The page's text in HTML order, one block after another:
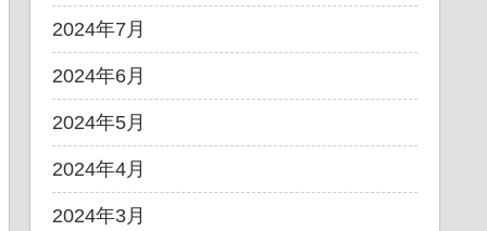
2024年7月
2024年6月
2024年5月
2024年4月
2024年3月